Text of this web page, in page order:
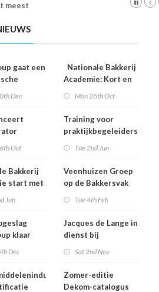
meest
gaat een
Dec
Oct
Bakkerij
start met
Jun
klaar
Dec
Nationale Bakkerij
Academie: Kort en
Mon 26th Oct
Training voor
praktijkbegeleiders
studenten
Tue 2nd Jun
Veenhuizen Groep
op de Bakkersvak
Tue 4th Feb
Jacques de Lange in
dienst bij
Sat 2nd Nov
Zomer-editie
Dekom-catalogus